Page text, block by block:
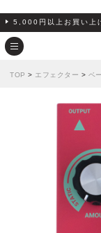
5,000円以上お買い上
TOP > エフェクター > ベ